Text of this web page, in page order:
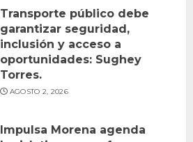
Transporte público debe
garantizar seguridad,
inclusión y acceso a
oportunidades: Sughey
Torres.
AGOSTO 2, 2026
Impulsa Morena agenda